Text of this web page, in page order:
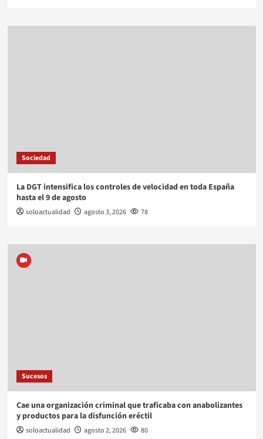
Sociedad
La DGT intensifica los controles de velocidad en toda España
hasta el 9 de agosto
soloactualidad agosto 3, 2026 78
Sucesos
Cae una organización criminal que traficaba con anabolizantes
y productos para la disfunción eréctil
soloactualidad agosto 2, 2026 80